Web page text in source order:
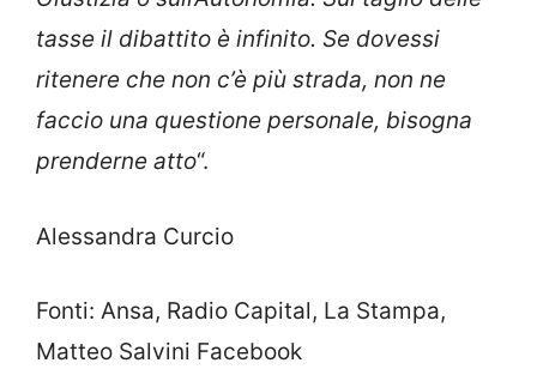
tasse il dibattito è infinito. Se dovessi
ritenere che non c’è più strada, non ne
faccio una questione personale, bisogna
prenderne atto“.
Alessandra Curcio
Fonti: Ansa, Radio Capital, La Stampa,
Matteo Salvini Facebook